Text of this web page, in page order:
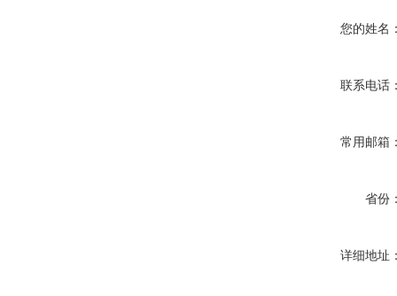
您的姓名
联系电话
常用邮箱
省份
详细地址